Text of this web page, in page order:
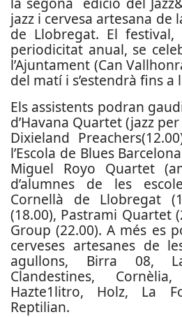
jazz i cervesa artesana de
de Llobregat. El festival,
periodicitat anual, se
l’Ajuntament (Can
del matí i s’estendrà fins
Els assistents podran
d’Havana Quartet (jazz
Dixieland
l’Escola de Blues
Miguel Royo Quartet
d’alumnes de les
Cornellà de Llobregat
(18.00), Pastrami Quartet
Group (22.00). A més es
cerveses artesanes de
agullons, Birra 08,
Clandestines,
Hazte1litro, Holz, La
Reptilian.